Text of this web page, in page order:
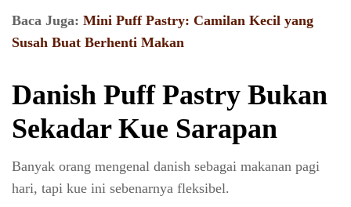
Baca Juga: Mini Puff Pastry: Camilan Kecil yang
Susah Buat Berhenti Makan
Danish Puff Pastry Bukan
Sekadar Kue Sarapan
Banyak orang mengenal danish sebagai makanan pagi
hari, tapi kue ini sebenarnya fleksibel.